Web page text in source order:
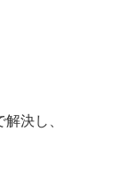
決し、